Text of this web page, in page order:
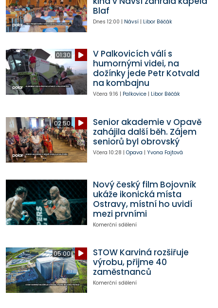
Blaf
Dnes 12:00 | Návsí| Libor Běčák
01:30
V Palkovicích válí s
humornými videi, na
dožínky jede Petr Kotvald
na kombajnu
Včera 9:16 | Palkovice| Libor Běčák
02:50
Senior akademie v Opavě
zahájila další běh. Zájem
seniorů byl obrovský
Včera 10:28 | Opava | Yvona Fajtová
Nový český film Bojovník
ukáže ikonická místa
Ostravy, místní ho uvidí
mezi prvními
Komerční sdělení
05:00
STOW Karviná rozšiřuje
výrobu, přijme 40
zaměstnanců
Komerční sdělení